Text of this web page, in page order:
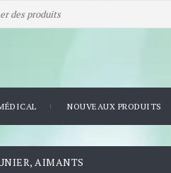
NOUVEAUX PRODUITS
AIMANTS